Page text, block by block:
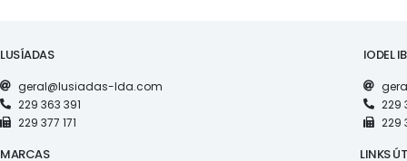
LUSÍADAS
geral@lusiadas-lda.com
229 363 391
229 377 171
IODEL
229
229
MARCAS LINKS